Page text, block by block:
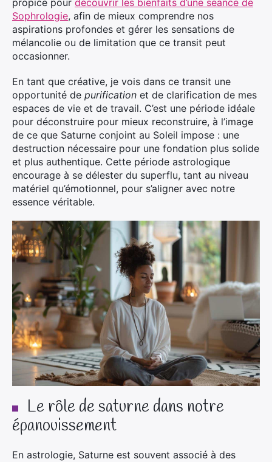
propice pour découvrir les bienfaits d’une séance de
Sophrologie, afin de mieux comprendre nos
aspirations profondes et gérer les sensations de
mélancolie ou de limitation que ce transit peut
occasionner.
En tant que créative, je vois dans ce transit une
opportunité de purification et de clarification de mes
espaces de vie et de travail. C’est une période idéale
pour déconstruire pour mieux reconstruire, à l’image
de ce que Saturne conjoint au Soleil impose : une
destruction nécessaire pour une fondation plus solide
et plus authentique. Cette période astrologique
encourage à se délester du superflu, tant au niveau
matériel qu’émotionnel, pour s’aligner avec notre
essence véritable.
Le rôle de saturne dans notre
épanouissement
En astrologie, Saturne est souvent associé à des